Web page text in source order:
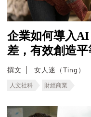
企業如何導入
差，有效創造
撰文 女人迷（Ting）
人文社科 財經商業